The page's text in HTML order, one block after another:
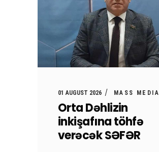
01 AUGUST 2026 MASS MEDIA
Orta Dəhlizin
inkişafına töhfə
verəcək SƏFƏR